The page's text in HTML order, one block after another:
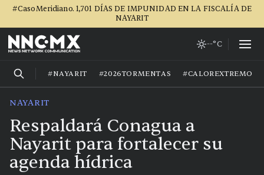
#CasoMeridiano. 1,701 DÍAS DE IMPUNIDAD EN LA FISCALÍA DE
NAYARIT
--°C
#NAYARIT #2026TORMENTAS #CALOREXTREMO
NAYARIT
Respaldará Conagua a
Nayarit para fortalecer su
agenda hídrica